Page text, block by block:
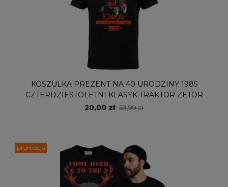
KOSZULKA PREZENT NA 40 URODZINY 1985
CZTERDZIESTOLETNI KLASYK TRAKTOR ZETOR
20,00 zł 59,99 zł
promocja